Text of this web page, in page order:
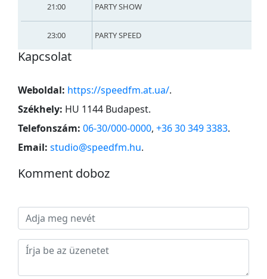
21:00 PARTY SHOW
23:00 PARTY SPEED
Kapcsolat
Weboldal: https://speedfm.at.ua/.
Székhely: HU 1144 Budapest.
Telefonszám: 06-30/000-0000, +36 30 349 3383.
Email: studio@speedfm.hu.
Komment doboz